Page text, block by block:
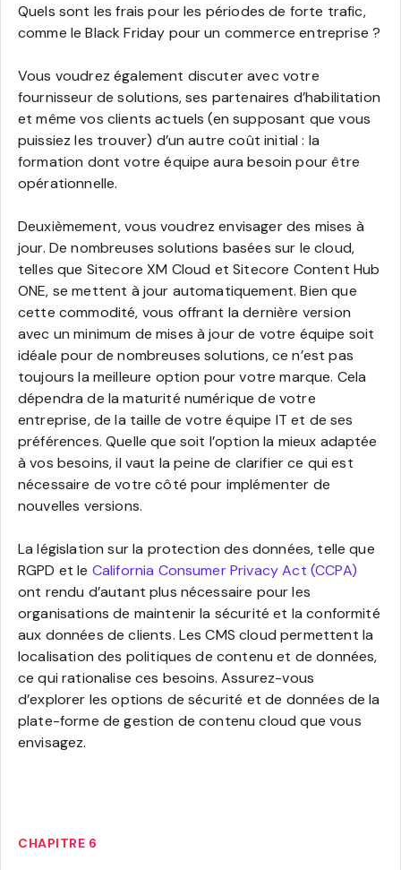
Quels sont les frais pour les périodes de forte trafic,
comme le Black Friday pour un commerce entreprise ?
Vous voudrez également discuter avec votre
fournisseur de solutions, ses partenaires d’habilitation
et même vos clients actuels (en supposant que vous
puissiez les trouver) d’un autre coût initial : la
formation dont votre équipe aura besoin pour être
opérationnelle.
Deuxièmement, vous voudrez envisager des mises à
jour. De nombreuses solutions basées sur le cloud,
telles que Sitecore XM Cloud et Sitecore Content Hub
ONE, se mettent à jour automatiquement. Bien que
cette commodité, vous offrant la dernière version
avec un minimum de mises à jour de votre équipe soit
idéale pour de nombreuses solutions, ce n’est pas
toujours la meilleure option pour votre marque. Cela
dépendra de la maturité numérique de votre
entreprise, de la taille de votre équipe IT et de ses
préférences. Quelle que soit l’option la mieux adaptée
à vos besoins, il vaut la peine de clarifier ce qui est
nécessaire de votre côté pour implémenter de
nouvelles versions.
La législation sur la protection des données, telle que
RGPD et le California Consumer Privacy Act (CCPA)
ont rendu d’autant plus nécessaire pour les
organisations de maintenir la sécurité et la conformité
aux données de clients. Les CMS cloud permettent la
localisation des politiques de contenu et de données,
ce qui rationalise ces besoins. Assurez-vous
d’explorer les options de sécurité et de données de la
plate-forme de gestion de contenu cloud que vous
envisagez.
CHAPITRE 6